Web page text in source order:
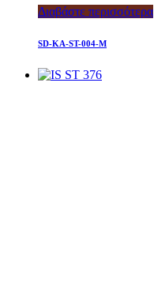
Διαβάστε περισσότερα
SD-KA-ST-004-M